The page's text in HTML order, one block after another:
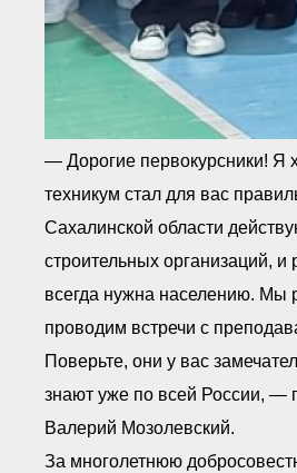
— Дорогие первокурсники! Я
техникум стал для вас
Сахалинской области
строительных организаций, и
всегда нужна населению. Мы
проводим встречи с
Поверьте, они у вас
знают уже по всей России, —
Валерий Мозолевский.
За многолетнюю